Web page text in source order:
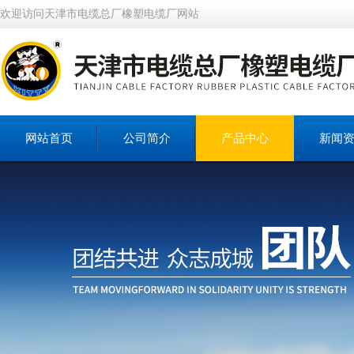
欢迎访问天津市电缆总厂橡塑电缆厂网站
网站首页 公司简介 产品中心 新闻